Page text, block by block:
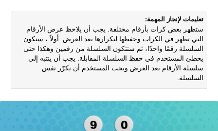
تعليمات لإنجاز المهمة:
ستظهر بعض كرات بأرقام مختلفة. يجب أن يلاحظ عرض الأرقام
التي تظهر في الكرات وحفظها لتكرارها بعد العرض. أولاً ، ستكون
السلسلة رقمًا واحدًا، ثم ستتكون السلسلة من رقمين وهكذا حتى
يخطئ المستخدم في حفظ السلسلة المقابلة. يجب أن ينتبه إلى
سلسلة الأرقام بعد العرض ويجب المستخدم أن يكرّر نفس
السلسلة.